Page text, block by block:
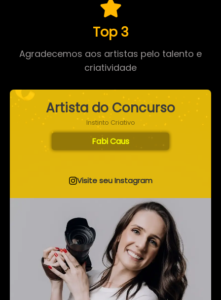
Top 3
Agradecemos aos artistas pelo talento e
criatividade
Artista do Concurso
Instinto Criativo
Fabi Caus
Visite seu Instagram